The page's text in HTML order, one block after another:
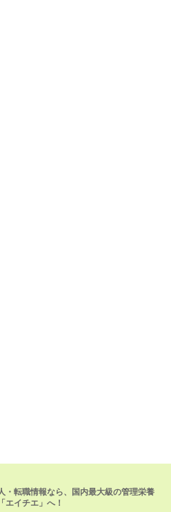
・転職情報なら、国内最大級の管理栄養
イチエ」へ！